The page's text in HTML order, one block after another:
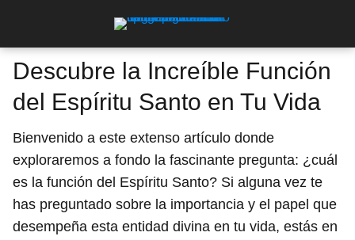
Descubre la Increíble Función
del Espíritu Santo en Tu Vida
Bienvenido a este extenso artículo donde
exploraremos a fondo la fascinante pregunta: ¿cuál
es la función del Espíritu Santo? Si alguna vez te
has preguntado sobre la importancia y el papel que
desempeña esta entidad divina en tu vida, estás en